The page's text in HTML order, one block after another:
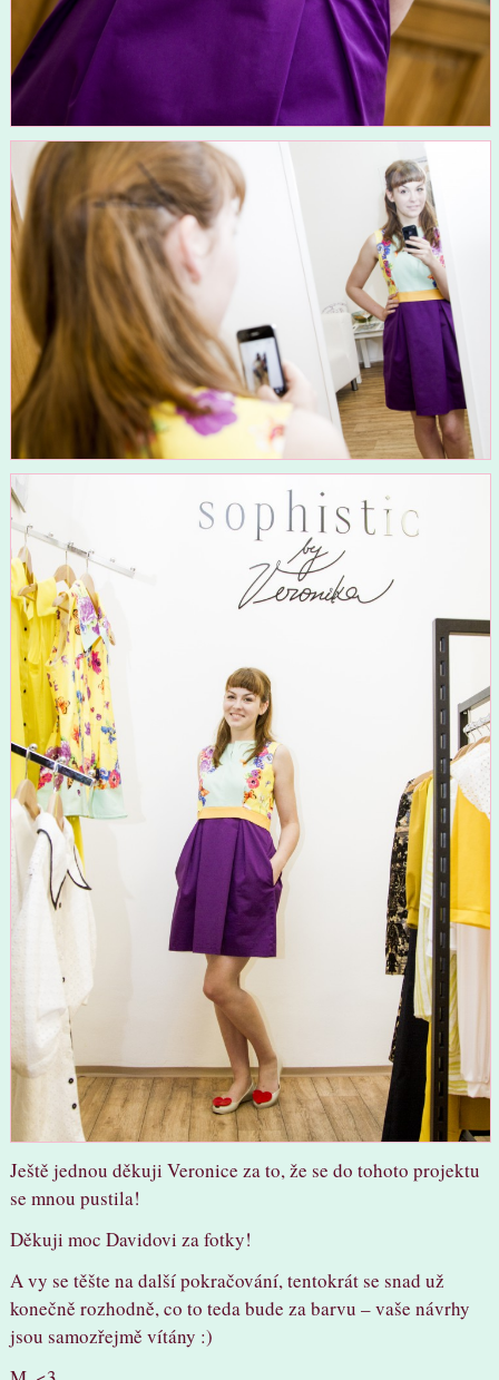
Ještě jednou děkuji Veronice za to, že se do tohoto projektu
se mnou pustila!
Děkuji moc Davidovi za fotky!
A vy se těšte na další pokračování, tentokrát se snad už
konečně rozhodně, co to teda bude za barvu – vaše návrhy
jsou samozřejmě vítány :)